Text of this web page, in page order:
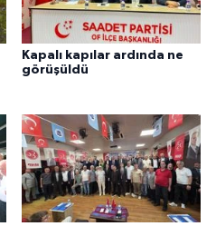
Kapalı kapılar ardında ne
görüşüldü